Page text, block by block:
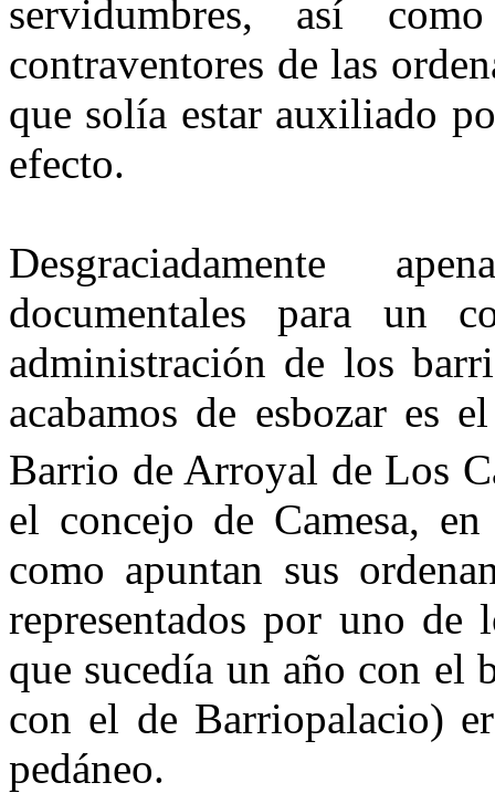
servidumbres, así
contraventores de las
que solía estar auxiliado
efecto.
Desgraciadamente
documentales para un
administración de los
acabamos de esbozar es
Barrio de Arroyal de Los
el conce­jo de Camesa,
como apuntan sus
representados por uno
que sucedía un año con el
con el de Barriopalacio)
pedáneo.